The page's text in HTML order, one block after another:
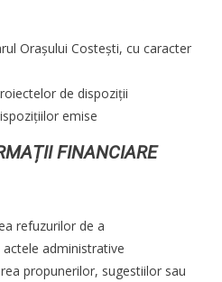
Orașului Costești, cu caracter
de dispoziții
emise
FINANCIARE
refuzurilor de a
administrative
propunerilor, sugestiilor sau